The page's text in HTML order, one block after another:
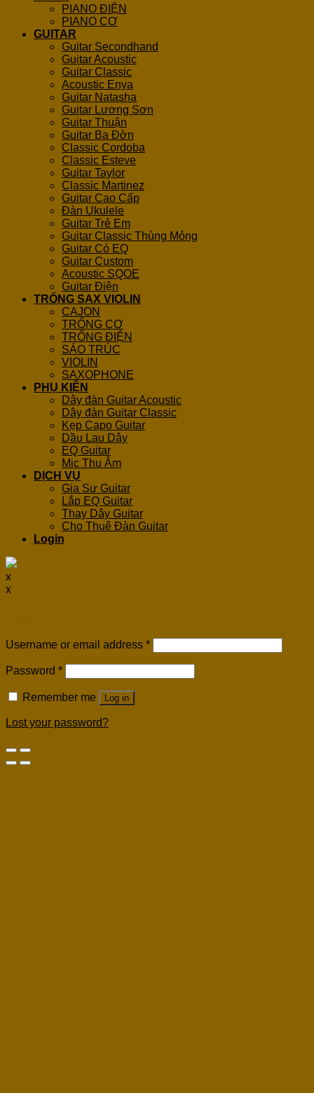
PIANO ĐIỆN
PIANO CƠ
GUITAR
Guitar Secondhand
Guitar Acoustic
Guitar Classic
Acoustic Enya
Guitar Natasha
Guitar Lương Sơn
Guitar Thuận
Guitar Ba Đờn
Classic Cordoba
Classic Esteve
Guitar Taylor
Classic Martinez
Guitar Cao Cấp
Đàn Ukulele
Guitar Trẻ Em
Guitar Classic Thùng Mỏng
Guitar Có EQ
Guitar Custom
Acoustic SQOE
Guitar Điện
TRỐNG SAX VIOLIN
CAJON
TRỐNG CƠ
TRỐNG ĐIỆN
SÁO TRÚC
VIOLIN
SAXOPHONE
PHỤ KIỆN
Dây đàn Guitar Acoustic
Dây đàn Guitar Classic
Kẹp Capo Guitar
Dầu Lau Dây
EQ Guitar
Mic Thu Âm
DỊCH VỤ
Gia Sư Guitar
Lắp EQ Guitar
Thay Dây Guitar
Cho Thuê Đàn Guitar
Login
x
x
Username or email address *
Password *
Remember me Log in
Lost your password?